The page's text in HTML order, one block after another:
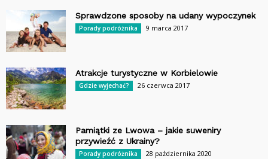
Sprawdzone sposoby na udany wypoczynek
Porady podróżnika 9 marca 2017
Atrakcje turystyczne w Korbielowie
Gdzie wyjechać? 26 czerwca 2017
Pamiątki ze Lwowa – jakie suweniry
przywieźć z Ukrainy?
Porady podróżnika 28 października 2020